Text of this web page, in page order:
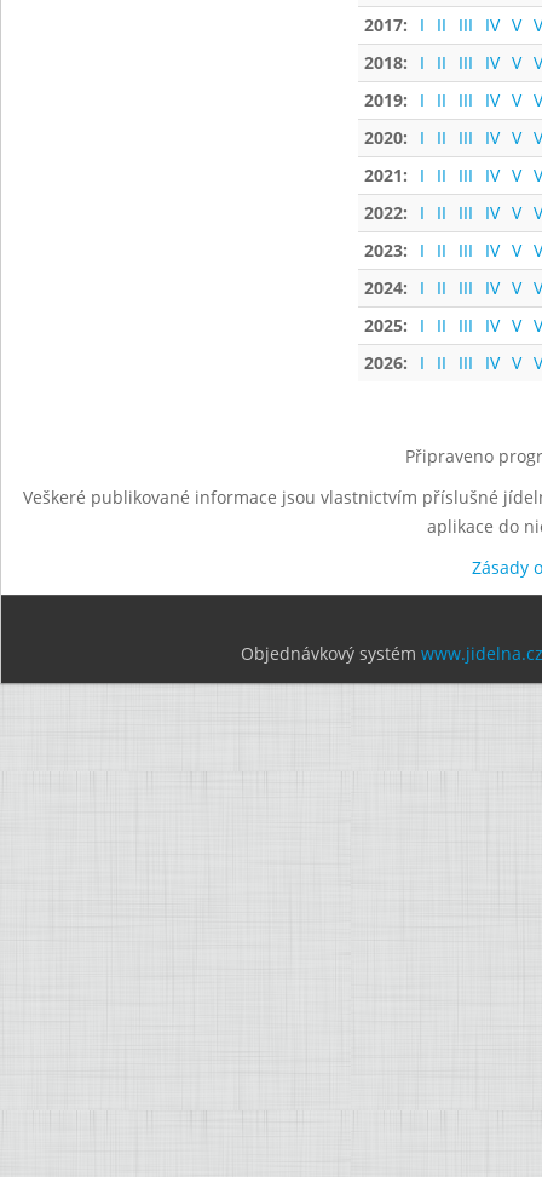
2017:
I II III IV V
2018:
I II III IV V
2019:
I II III IV V
2020:
I II III IV V
2021:
I II III IV V
2022:
I II III IV V
2023:
I II III IV V
2024:
I II III IV V
2025:
I II III IV V
2026:
I II III IV V
Připraveno
Veškeré publikované informace jsou vlastnictvím příslušné
aplikace do
Zásady
Objednávkový systém www.jidelna.cz